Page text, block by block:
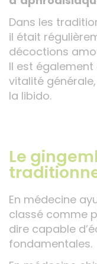
Dans les
il était
décoctions
Il est
vitalité
la libido.
Le
En médecine
classé comme
dire capable
fondamentales.